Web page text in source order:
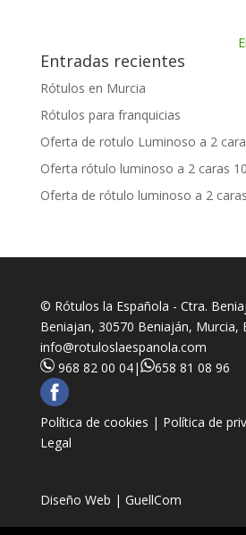
Entradas recientes
Rótulos en Murcia
Rótulos para franquicias
Oferta de rotulo Luminoso a 2
Oferta rótulo luminoso a 2 caras
Oferta de rótulo luminoso a 2
© Rótulos la Española - Ctra.
Beniajan, 30570 Beniaján, Murcia,
info@rotuloslaespanola.com
968 82 00 04| 658 81 08 96
Política de cookies | Política de
Legal
Diseño Web | GuellCom